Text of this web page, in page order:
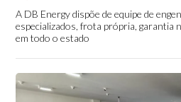
A DB Energy dispõe de equipe de
especializados, frota própria, garantia
em todo o estado